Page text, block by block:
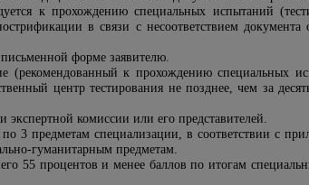
к прохождению специальных испытаний
в связи с несоответствием
форме заявителю.
(рекомендованный к прохождению специальных
центр тестирования не позднее, чем за
комиссии или его представителей.
3 предметам специализации, в соответствии с
гуманитарным предметам.
55 процентов и менее баллов по итогам